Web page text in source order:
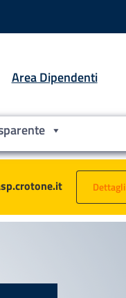
Area Dipendenti
Dettagli